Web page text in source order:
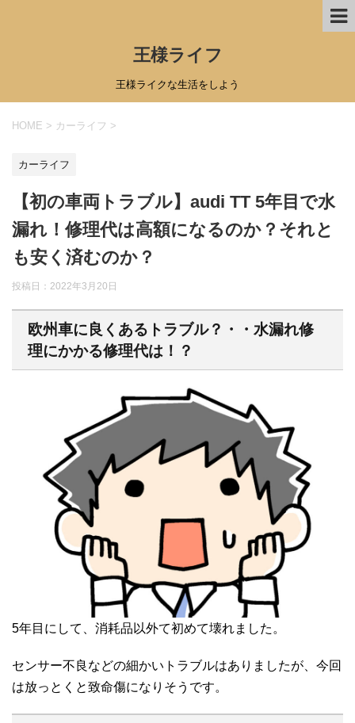
王様ライフ
王様ライクな生活をしよう
HOME > カーライフ >
カーライフ
【初の車両トラブル】audi TT 5年目で水
漏れ！修理代は高額になるのか？それと
も安く済むのか？
投稿日： 2022年3月20日
欧州車に良くあるトラブル？・・水漏れ修
理にかかる修理代は！？
5年目にして、消耗品以外て初めて壊れました。
センサー不良などの細かいトラブルはありましたが、今回
は放っとくと致命傷になりそうです。